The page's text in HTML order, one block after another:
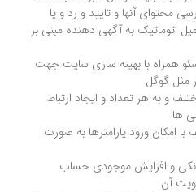
محتوای آنها و تایید و رد و یا
اتوماتیک به آگهی دهنده مبنی بر
همراه با بهینه سازی سایت جهت
مثل گوگل
و به هر تعداد و ایجاد ارتباط
ها
امکان ورود پارامترها به صورت
و افزایش موجودی حساب
آن